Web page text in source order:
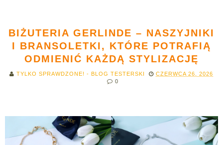
BIŻUTERIA GERLINDE – NASZYJNIKI
I BRANSOLETKI, KTÓRE POTRAFIĄ
ODMIENIĆ KAŻDĄ STYLIZACJĘ
TYLKO SPRAWDZONE! - BLOG TESTERSKI
CZERWCA 26, 2026
0